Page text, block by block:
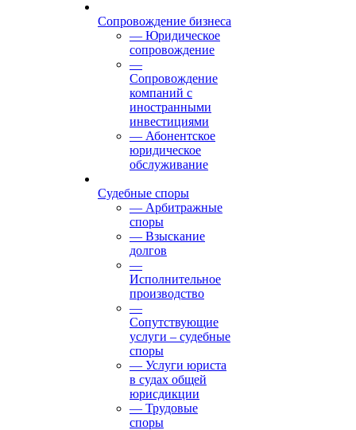
Сопровождение бизнеса
— Юридическое
сопровождение
—
Сопровождение
компаний с
иностранными
инвестициями
— Абонентское
юридическое
обслуживание
Судебные споры
— Арбитражные
споры
— Взыскание
долгов
—
Исполнительное
производство
—
Сопутствующие
услуги – судебные
споры
— Услуги юриста
в судах общей
юрисдикции
— Трудовые
споры